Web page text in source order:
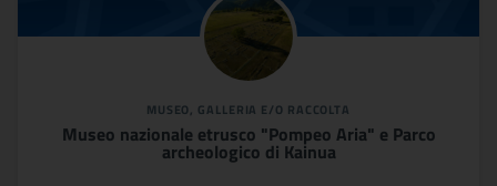
MUSEO, GALLERIA E/O RACCOLTA
Museo nazionale etrusco "Pompeo Aria" e Parco
archeologico di Kainua